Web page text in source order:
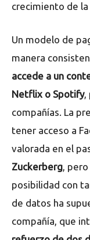
crecimiento de la
Un modelo de
manera
accede a un
Netflix o Spotify,
compañías. La
tener acceso a
valorada en el
Zuckerberg,
posibilidad con
de datos ha
compañía, que